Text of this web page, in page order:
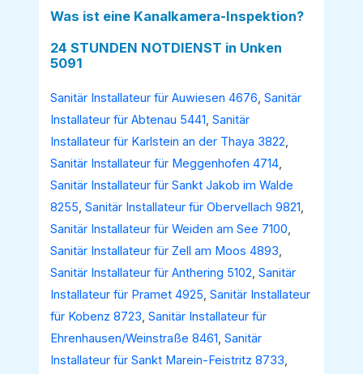
Was ist eine Kanalkamera-Inspektion?
24 STUNDEN NOTDIENST in Unken
5091
Sanitär Installateur für Auwiesen 4676,Sanitär
Installateur für Abtenau 5441,Sanitär
Installateur für Karlstein an der Thaya 3822,
Sanitär Installateur für Meggenhofen 4714,
Sanitär Installateur für Sankt Jakob im Walde
8255,Sanitär Installateur für Obervellach 9821,
Sanitär Installateur für Weiden am See 7100,
Sanitär Installateur für Zell am Moos 4893,
Sanitär Installateur für Anthering 5102,Sanitär
Installateur für Pramet 4925,Sanitär Installateur
für Kobenz 8723,Sanitär Installateur für
Ehrenhausen/Weinstraße 8461,Sanitär
Installateur für Sankt Marein-Feistritz 8733,